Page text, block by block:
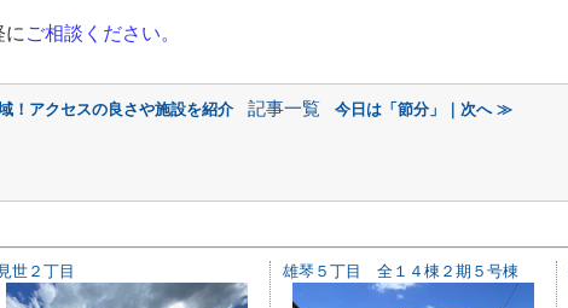
に ご相談ください。
！アクセスの良さや施設を紹介 記事一覧 今日は「節分」｜次へ ≫
世２丁目 雄琴５丁目 全１４棟２期５号棟